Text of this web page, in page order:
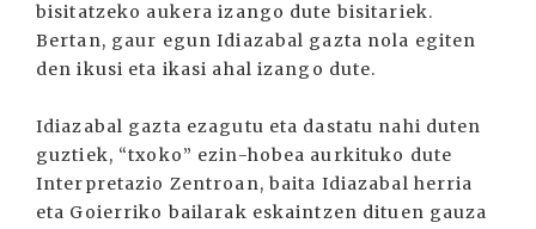
bisitatzeko aukera izango dute bisitariek.
Bertan, gaur egun Idiazabal gazta nola egiten
den ikusi eta ikasi ahal izango dute.
Idiazabal gazta ezagutu eta dastatu nahi duten
guztiek, “txoko” ezin-hobea aurkituko dute
Interpretazio Zentroan, baita Idiazabal herria
eta Goierriko bailarak eskaintzen dituen gauza